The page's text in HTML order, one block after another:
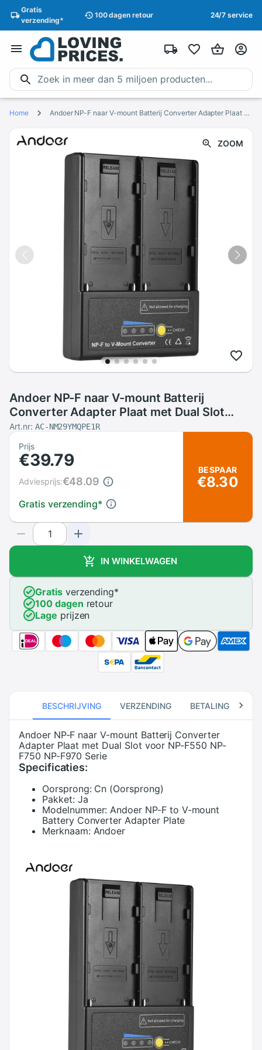
Gratis
verzending*
100 dagen retour 24/7 service
Home Andoer NP-F naar V-mount Batterij Converter Adapter Plaat met Dual Slot voor NP-F550 NP-F750 NP-F970 Serie
ZOOM
Andoer NP-F naar V-mount Batterij
Converter Adapter Plaat met Dual Slot
voor NP-F550 NP-F750 NP-F970 Serie
Art.nr: AC-NM29YMQPE1R
Prijs
€39.79
Gratis verzending*
Adviesprijs:€48.09
BESPAAR
€8.30
IN WINKELWAGEN
Gratisverzending*
100 dagen retour
Lage prijzen
BESCHRIJVING VERZENDING BETALING
Andoer NP-F naar V-mount Batterij Converter
Adapter Plaat met Dual Slot voor NP-F550 NP-
F750 NP-F970 Serie
Specificaties:
Oorsprong: Cn (Oorsprong)
Pakket: Ja
Modelnummer: Andoer NP-F to V-mount
Battery Converter Adapter Plate
Merknaam: Andoer